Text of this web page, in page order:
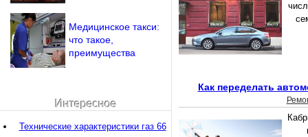
Как переделать
Медицинское такси:
что такое,
преимущества
Интересное
Технические характеристики газ 66